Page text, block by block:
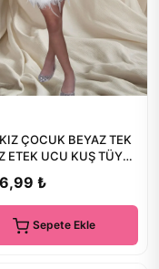
ÇOCUK BEYAZ TEK
ETEK UCU KUŞ TÜYÜ
₺
Sepete Ekle